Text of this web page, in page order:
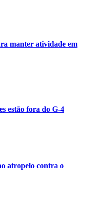
manter atividade em
estão fora do G-4
atropelo contra o